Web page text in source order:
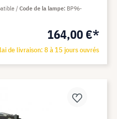
(remplace: BP96-
164,00 €*
de livraison: 8 à 15 jours ouvrés
Code de la lampe BP96-